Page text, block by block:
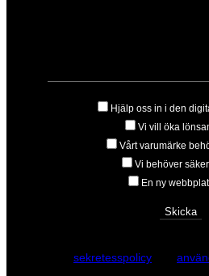
Hjälp oss in i den
Vi vill öka
Vårt varumärke
Vi behöver
En ny
sekretesspolicy